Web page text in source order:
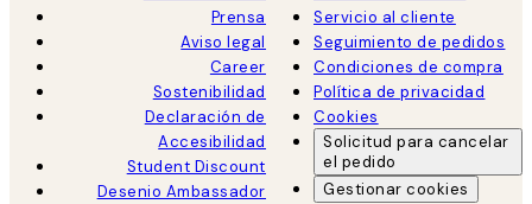
Prensa
Aviso legal
Career
Sostenibilidad
Declaración de
Accesibilidad
Student Discount
Desenio Ambassador
Servicio al cliente
Seguimiento de pedidos
Condiciones de compra
Política de privacidad
Cookies
Solicitud para cancelar
el pedido
Gestionar cookies